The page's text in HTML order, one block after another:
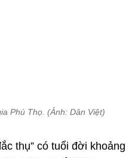
Phú Thọ. (Ảnh: Dân Việt)
thụ” có tuổi đời khoảng